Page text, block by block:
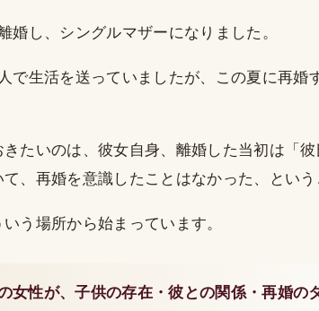
婚し、シングルマザーになりました。
で生活を送っていましたが、この夏に再婚
たいのは、彼女自身、離婚した当初は「
、再婚を意識したことはなかった、という
う場所から始まっています。
女性が、子供の存在・彼との関係・再婚の